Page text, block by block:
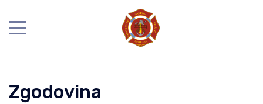
Zgodovina